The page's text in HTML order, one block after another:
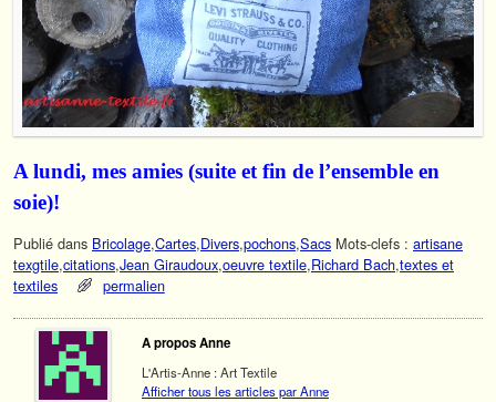
A lundi, mes amies (suite et fin de l’ensemble en
soie)!
Publié dans Bricolage,Cartes,Divers,pochons,Sacs Mots-clefs : artisane
texgtile,citations,Jean Giraudoux,oeuvre textile,Richard Bach,textes et
textiles
permalien
A propos Anne
L'Artis-Anne : Art Textile
Afficher tous les articles par Anne